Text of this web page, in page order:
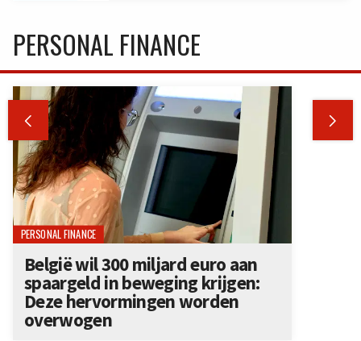
PERSONAL FINANCE
 
PERSONAL FINANCE
België wil 300 miljard euro aan
spaargeld in beweging krijgen:
Deze hervormingen worden
overwogen